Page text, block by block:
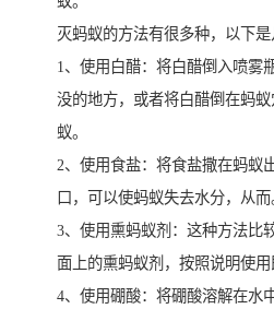
灭蚂蚁的方法有很多种，以下是
1、使用白醋：将白醋倒入喷雾
没的地方，或者将白醋倒在蚂
蚁。
2、使用食盐：将食盐撒在蚂蚁
口，可以使蚂蚁失去水分，从而
3、使用熏蚂蚁剂：这种方法比
面上的熏蚂蚁剂，按照说明使用
4、使用硼酸：将硼酸溶解在水